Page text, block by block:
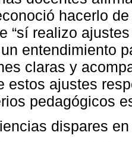
hacerlo
“sí realizo
entendimiento
claras y
estos ajustes
pedagógicos
dispares